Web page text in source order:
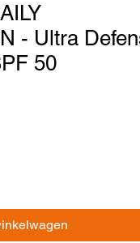
- Ultra
50